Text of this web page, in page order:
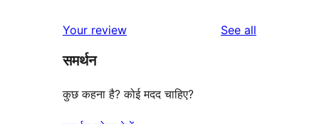
reviews
star
reviews
Your review See all
समर्थन
कुछ कहना है? कोई मदद चाहिए?